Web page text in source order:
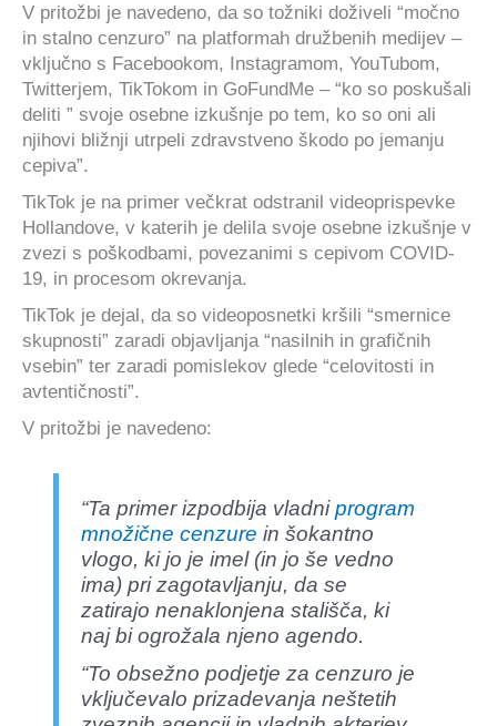
V pritožbi je navedeno, da so tožniki doživeli “močno
in stalno cenzuro” na platformah družbenih medijev –
vključno s Facebookom, Instagramom, YouTubom,
Twitterjem, TikTokom in GoFundMe – “ko so poskušali
deliti ” svoje osebne izkušnje po tem, ko so oni ali
njihovi bližnji utrpeli zdravstveno škodo po jemanju
cepiva”.
TikTok je na primer večkrat odstranil videoprispevke
Hollandove, v katerih je delila svoje osebne izkušnje v
zvezi s poškodbami, povezanimi s cepivom COVID-
19, in procesom okrevanja.
TikTok je dejal, da so videoposnetki kršili “smernice
skupnosti” zaradi objavljanja “nasilnih in grafičnih
vsebin” ter zaradi pomislekov glede “celovitosti in
avtentičnosti”.
V pritožbi je navedeno:
“Ta primer izpodbija vladniprogram
množične cenzure in šokantno
vlogo, ki jo je imel (in jo še vedno
ima) pri zagotavljanju, da se
zatirajo nenaklonjena stališča, ki
naj bi ogrožala njeno agendo.
“To obsežno podjetje za cenzuro je
vključevalo prizadevanja neštetih